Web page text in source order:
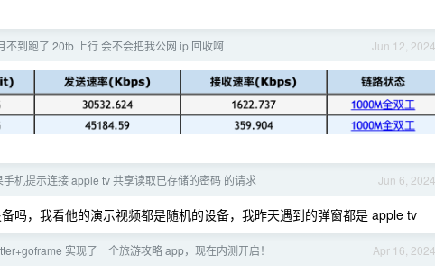
Jun 12, 2024
不到跑了 20tb 上行 会不会把我公网 ip 回收啊
Jun 6, 2024
机提示连接 apple tv 共享读取已存储的密码 的请求
吗，我看他的演示视频都是随机的设备，我昨天遇到的弹窗都是 apple tv
Apr 16, 2024
实现了一个旅游攻略 app，现在内测开启！